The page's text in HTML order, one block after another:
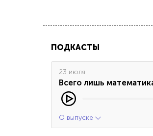
ПОДКАСТЫ
23 июля
Всего лишь
О выпуске